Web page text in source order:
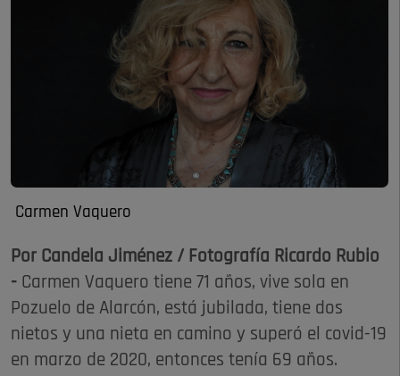
Carmen Vaquero
Por Candela Jiménez / Fotografía Ricardo Rubio
- Carmen Vaquero tiene 71 años, vive sola en
Pozuelo de Alarcón, está jubilada, tiene dos
nietos y una nieta en camino y superó el covid-19
en marzo de 2020, entonces tenía 69 años.